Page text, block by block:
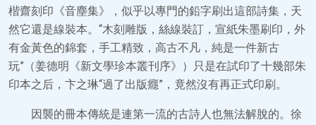
楷齋刻印《音塵集》，似乎以專門的鉛字刷出這部詩集，天
然它還是線裝本。“木刻雕版，絲線裝訂，宣紙朱墨刷印，外
有金黃色的錦套，手工精致，高古不凡，純是一件新古
玩”（姜德明《新文學珍本叢刊序》）只是在試印了十幾部朱
印本之后，卞之琳“過了出版癮”，竟然沒有再正式印刷。
因襲的冊本傳統是連第一流的古詩人也無法解脫的。徐